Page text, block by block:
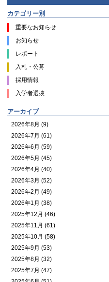
カテゴリー別
重要なお知らせ
お知らせ
レポート
入札・公募
採用情報
入学者選抜
アーカイブ
2026年8月 (9)
2026年7月 (61)
2026年6月 (59)
2026年5月 (45)
2026年4月 (40)
2026年3月 (52)
2026年2月 (49)
2026年1月 (38)
2025年12月 (46)
2025年11月 (61)
2025年10月 (58)
2025年9月 (53)
2025年8月 (32)
2025年7月 (47)